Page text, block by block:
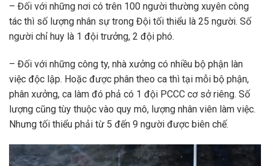
– Đối với những nơi có trên 100 người thường xuyên công
tác thì số lượng nhân sự trong Đội tối thiểu là 25 người. Số
người chỉ huy là 1 đội trưởng, 2 đội phó.
– Đối với những công ty, nhà xưởng có nhiều bộ phận làn
việc độc lập. Hoặc được phân theo ca thì tại mỗi bộ phận,
phân xưởng, ca làm đó phả có 1 đội PCCC cơ sở riêng. Số
lượng cũng tùy thuộc vào quy mô, lượng nhân viên làm việc.
Nhưng tối thiểu phải từ 5 đến 9 người được biên chế.